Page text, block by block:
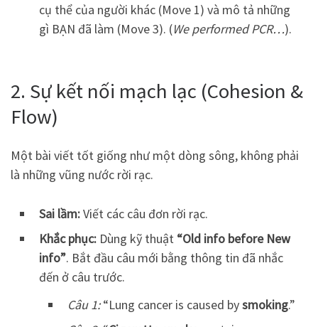
cụ thể của người khác (Move 1) và mô tả những
gì BẠN đã làm (Move 3). (We performed PCR…).
2. Sự kết nối mạch lạc (Cohesion &
Flow)
Một bài viết tốt giống như một dòng sông, không phải
là những vũng nước rời rạc.
Sai lầm:Viết các câu đơn rời rạc.
Khắc phục: Dùng kỹ thuật “Old info before New
info”. Bắt đầu câu mới bằng thông tin đã nhắc
đến ở câu trước.
Câu 1:“Lung cancer is caused bysmoking.”